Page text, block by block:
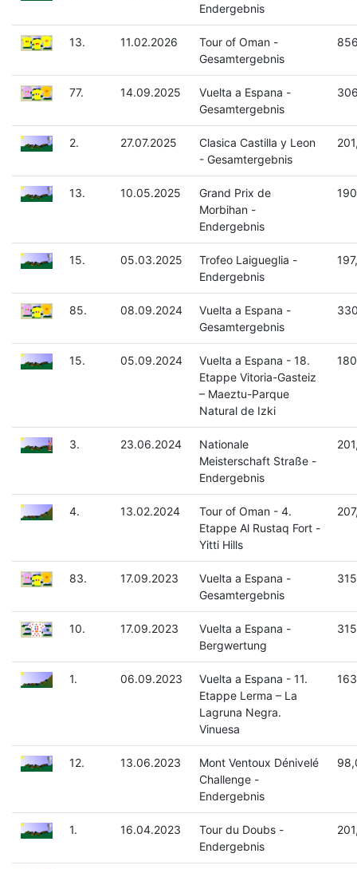
Endergebnis
13. 11.02.2026
Tour of Oman -
Gesamtergebnis
77. 14.09.2025
Vuelta a Espana -
Gesamtergebnis
2. 27.07.2025
Clasica Castilla y Leon
- Gesamtergebnis
13. 10.05.2025
Grand Prix de
Morbihan -
Endergebnis
15. 05.03.2025
Trofeo Laigueglia -
Endergebnis
85. 08.09.2024
Vuelta a Espana -
Gesamtergebnis
15. 05.09.2024
Vuelta a Espana - 18.
Etappe Vitoria-Gasteiz
– Maeztu-Parque
Natural de Izki
3. 23.06.2024
Nationale
Meisterschaft Straße -
Endergebnis
4. 13.02.2024
Tour of Oman - 4.
Etappe Al Rustaq Fort -
Yitti Hills
83. 17.09.2023
Vuelta a Espana -
Gesamtergebnis
10. 17.09.2023
Vuelta a Espana -
Bergwertung
1. 06.09.2023
Vuelta a Espana - 11.
Etappe Lerma – La
Lagruna Negra.
Vinuesa
12. 13.06.2023
Mont Ventoux Dénivelé
Challenge -
Endergebnis
1. 16.04.2023
Tour du Doubs -
Endergebnis